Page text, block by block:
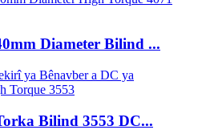
Diameter Bilind ...
Bilind 3553 DC...